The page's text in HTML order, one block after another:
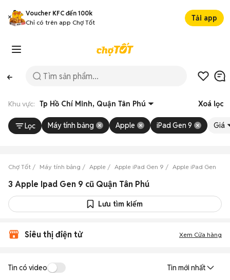
Voucher KFC đến 100k
Chỉ có trên app Chợ Tốt
Tải app
Khu vực: Tp Hồ Chí Minh, Quận Tân Phú Xoá lọc
Lọc Máy tính bảng Apple iPad Gen 9 Giá
Chợ Tốt Máy tính bảng Apple Apple iPad Gen 9 Apple iPad Gen 9
3 Apple Ipad Gen 9 cũ Quận Tân Phú
Lưu tìm kiếm
Siêu thị điện tử Xem Cửa hàng
Tin có video Tin mới nhất